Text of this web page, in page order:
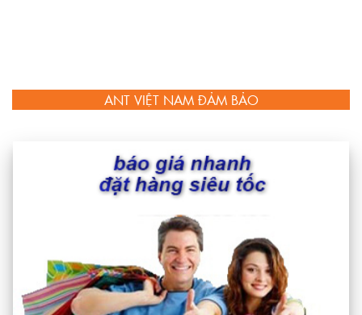
ANT VIỆT NAM ĐẢM BẢO